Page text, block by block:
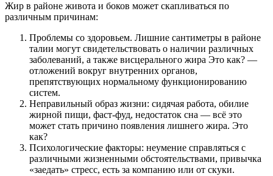
Жир в районе живота и боков может скапливаться по
различным причинам:
Проблемы со здоровьем. Лишние сантиметры в районе
талии могут свидетельствовать о наличии различных
заболеваний, а также висцерального жира Это как? —
отложений вокруг внутренних органов,
препятствующих нормальному функционированию
систем.
Неправильный образ жизни: сидячая работа, обилие
жирной пищи, фаст-фуд, недостаток сна — всё это
может стать причино появления лишнего жира. Это
как?
Психологические факторы: неумение справляться с
различными жизненными обстоятельствами, привычка
«заедать» стресс, есть за компанию или от скуки.